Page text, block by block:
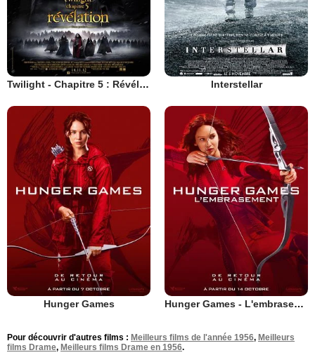
Twilight - Chapitre 5 : Révélation 2e partie Interstellar
Hunger Games Hunger Games - L'embrasement
Pour découvrir d'autres films : Meilleurs films de l'année 1956, Meilleurs
films Drame, Meilleurs films Drame en 1956.